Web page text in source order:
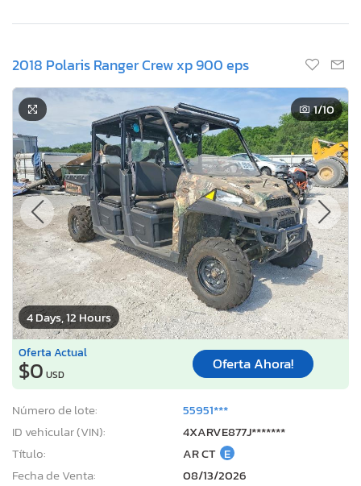
2018 Polaris Ranger Crew xp 900 eps
4 Days, 12 Hours
1/10
Oferta Actual
$0 USD
Oferta Ahora!
Número de lote:
55951***
ID vehicular (VIN):
4XARVE877J*******
Título:
AR CT E
Fecha de Venta:
08/13/2026